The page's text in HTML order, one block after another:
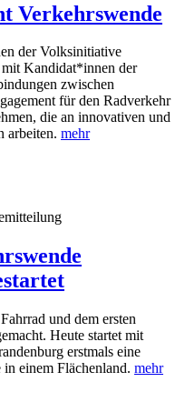
Verkehrswende
der Volksinitiative
Kandidat*innen der
zwischen
für den Radverkehr
die an innovativen und
arbeiten. mehr
und dem ersten
Heute startet mit
erstmals eine
einem Flächenland. mehr